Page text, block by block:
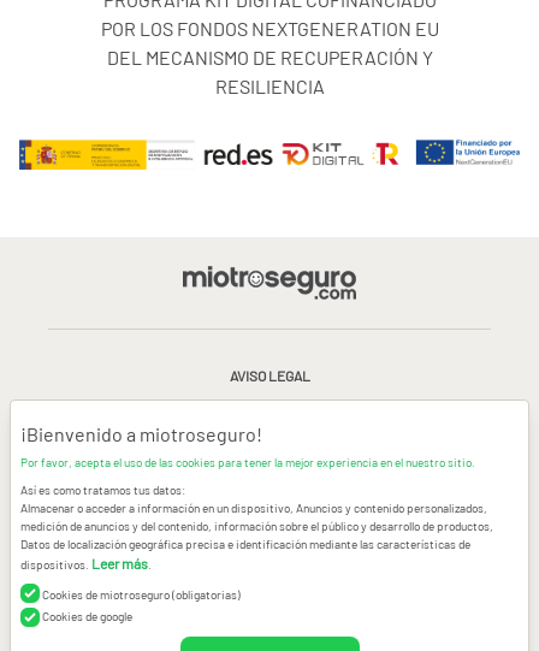
POR LOS FONDOS NEXTGENERATION EU
DEL MECANISMO DE RECUPERACIÓN Y
RESILIENCIA
AVISO LEGAL
CONDICIONES GENERALES DE USO
CONTACTAR
© Copyright miotroseguro.com 2026. Todos los derechos reservados
Images designed byFreepik
¡Bienvenido a miotroseguro!
Por favor, acepta el uso de las cookies para tener la mejor experiencia en el nuestro sitio.
Así es como tratamos tus datos:
Almacenar o acceder a información en un dispositivo, Anuncios y contenido personalizados,
medición de anuncios y del contenido, información sobre el público y desarrollo de productos,
Datos de localización geográfica precisa e identificación mediante las características de
dispositivos. Leer más
Cookies de miotroseguro (obligatorias)
Cookies de google